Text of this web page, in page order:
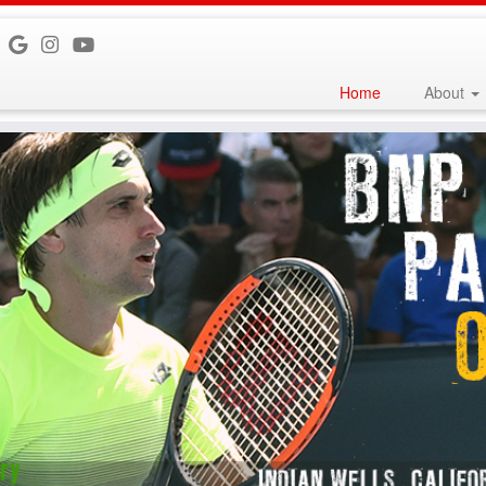
Home About